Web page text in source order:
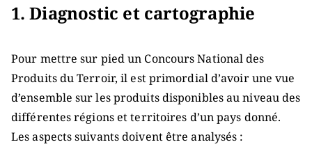
1. Diagnostic et cartographie
Pour mettre sur pied un Concours National des
Produits du Terroir, il est primordial d’avoir une vue
d’ensemble sur les produits disponibles au niveau des
différentes régions et territoires d’un pays donné.
Les aspects suivants doivent être analysés :